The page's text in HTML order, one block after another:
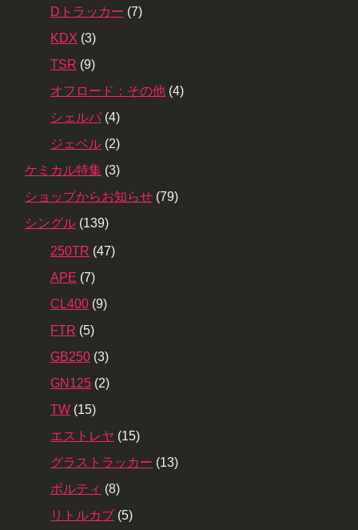
Dトラッカー (7)
KDX (3)
TSR (9)
オフロード：その他 (4)
シェルパ (4)
ジェベル (2)
ケミカル特集 (3)
ショップからお知らせ (79)
シングル (139)
250TR (47)
APE (7)
CL400 (9)
FTR (5)
GB250 (3)
GN125 (2)
TW (15)
エストレヤ (15)
グラストラッカー (13)
ボルティ (8)
リトルカブ (5)